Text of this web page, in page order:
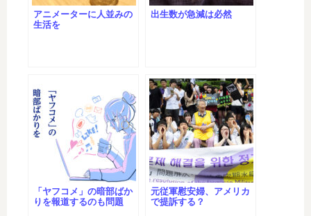
アニメーターに人並みの
生活を
出生数が急減は必然
「ヤフコメ」の暗部ばか
りを報道するのも問題
元従軍慰安婦、アメリカ
で提訴する？